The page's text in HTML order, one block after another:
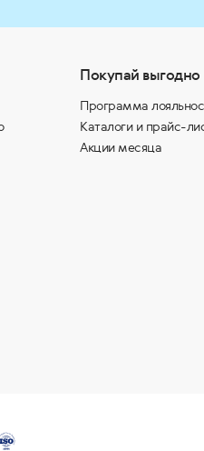
Покупай выгодно
Программа
Каталоги и прайс-
Акции месяца